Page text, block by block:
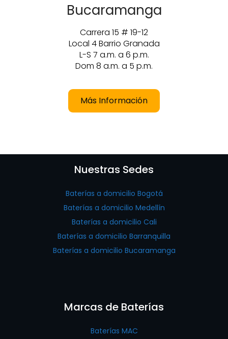
Bucaramanga
Carrera 15 # 19-12
Local 4 Barrio Granada
L-S 7 a.m. a 6 p.m.
Dom 8 a.m. a 5 p.m.
Más Información
Nuestras Sedes
Baterías a domicilio Bogotá
Baterías a domicilio Medellín
Baterías a domicilio Cali
Baterías a domicilio Barranquilla
Baterías a domicilio Bucaramanga
Marcas de Baterías
Baterías MAC